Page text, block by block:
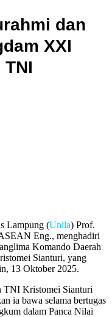
dan
XXI
Lampung (Unila) Prof.
Eng., menghadiri
Komando Daerah
Sianturi, yang
13 Oktober 2025.
TNI Kristomei Sianturi
ia bawa selama bertugas
dalam Panca Nilai